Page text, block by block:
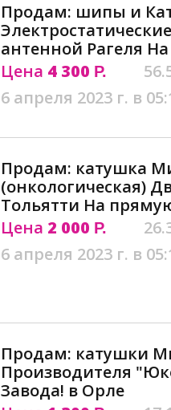
Продам: шипы и
антенной Рагеля
Цена 4 300 Р.
6 апреля 2023 г. в
Продам: катушка
(онкологическая)
Тольятти На
Цена 2 000 Р.
6 апреля 2023 г. в
Продам: катушки
Производителя
Завода! в Орле